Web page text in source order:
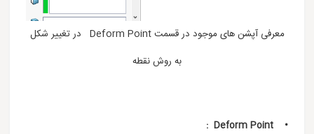
معرفی آپشن های موجود در قسمت Deform Point در تغییر شکل
به روش نقطه
• Deform Point :